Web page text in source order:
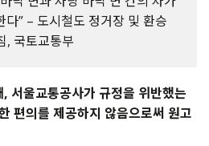
다” – 도시철도 정거장 및 환승
, 국토교통부
, 서울교통공사가 규정을 위반했는
편의를 제공하지 않음으로써 원고